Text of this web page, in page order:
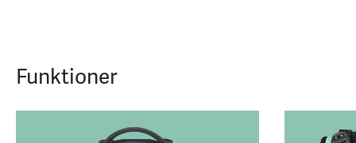
Funktioner